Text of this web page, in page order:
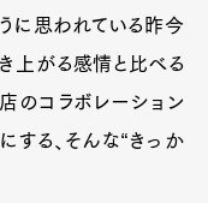
に思われている昨今
上がる感情と比べる
のコラボレーション
する、そんな“きっか